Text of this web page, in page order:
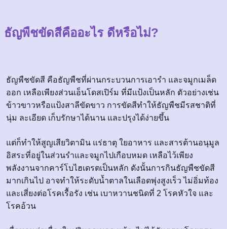
ธัญพืชขัดสีคืออะไร ดีหรือไม่?
ธัญพืชขัดสี คือธัญพืชที่ผ่านกระบวนการเอารำ และจมูกเมล็ด
ออก เหลือเพียงส่วนเอ็นโดสเปิร์ม ที่มีแป้งเป็นหลัก ตัวอย่างเช่น
ข้าวขาวหรือแป้งสาลีขัดขาว การขัดสีทำให้ธัญพืชมีรสชาติที่
นุ่ม ละเอียด เก็บรักษาได้นาน และปรุงได้ง่ายขึ้น
แต่ก็ทำให้สูญเสียวิตามิน แร่ธาตุ ใยอาหาร และสารต้านอนุมูล
อิสระที่อยู่ในส่วนรำและจมูกไปเกือบหมด เหลือไว้เพียง
พลังงานจากคาร์โบไฮเดรตเป็นหลัก ดังนั้นการกินธัญพืชขัดสี
มากเกินไป อาจทำให้ระดับน้ำตาลในเลือดพุ่งสูงเร็ว ไม่อิ่มท้อง
และเสี่ยงต่อโรคเรื้อรัง เช่น เบาหวานชนิดที่ 2 โรคหัวใจ และ
โรคอ้วน